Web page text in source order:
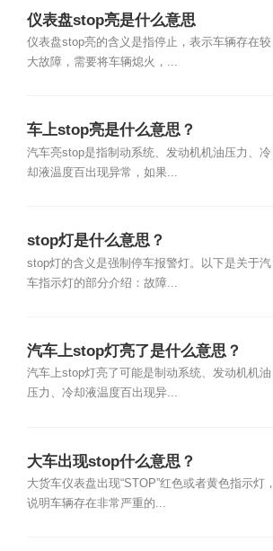
仪表盘stop亮是什么意思
仪表盘stop亮的含义是指停止，表示车辆存在较
大故障，需要将车辆熄火，...
车上stop亮是什么意思？
汽车亮stop是指制动系统、发动机机油压力、冷
却液温度百出现异常，如果...
stop灯是什么意思？
stop灯的含义是强制停车报警灯。以下是关于汽
车指示灯的部分介绍：故障...
汽车上stop灯亮了是什么意思？
汽车上stop灯亮了可能是制动系统、发动机机油
压力、冷却液温度百出现异...
大车出现stop什么意思？
大货车仪表盘出现“STOP”红色或者黄色指示灯，
说明车辆存在非常严重的...